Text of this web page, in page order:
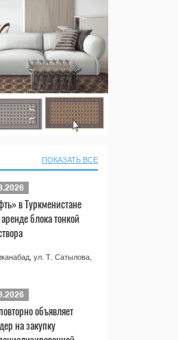
ПОКАЗАТЬ ВСЕ
в Туркменистане
блока тонкой
ул. Т. Сатылова,
объявляет
на закупку